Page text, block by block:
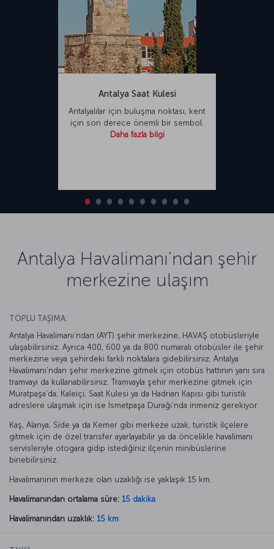
Antalya Saat Kulesi
Antalyalılar için buluşma noktası, kent
için son derece önemli bir sembol.
Daha fazla bilgi
Antalya Havalimanı’ndan şehir
merkezine ulaşım
TOPLU TAŞIMA:
Antalya Havalimanı’ndan (AYT) şehir merkezine, HAVAŞ otobüsleriyle
ulaşabilirsiniz. Ayrıca 400, 600 ya da 800 numaralı otobüsler ile şehir
merkezine veya şehirdeki farklı noktalara gidebilirsiniz. Antalya
Havalimanı’ndan şehir merkezine gitmek için otobüs hattının yanı sıra
tramvayı da kullanabilirsiniz. Tramvayla şehir merkezine gitmek için
Muratpaşa’da; Kaleiçi, Saat Kulesi ya da Hadrian Kapısı gibi turistik
adreslere ulaşmak için ise İsmetpaşa Durağı’nda inmeniz gerekiyor.
Kaş, Alanya, Side ya da Kemer gibi merkeze uzak, turistik ilçelere
gitmek için de özel transfer ayarlayabilir ya da öncelikle havalimanı
servisleriyle otogara gidip istediğiniz ilçenin minibüslerine
binebilirsiniz.
Havalimanının merkeze olan uzaklığı ise yaklaşık 15 km.
Havalimanından ortalama süre: 15 dakika
Havalimanından uzaklık: 15 km